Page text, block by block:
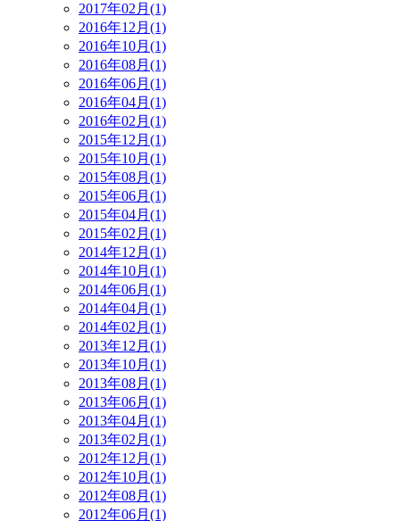
2017年02月(1)
2016年12月(1)
2016年10月(1)
2016年08月(1)
2016年06月(1)
2016年04月(1)
2016年02月(1)
2015年12月(1)
2015年10月(1)
2015年08月(1)
2015年06月(1)
2015年04月(1)
2015年02月(1)
2014年12月(1)
2014年10月(1)
2014年06月(1)
2014年04月(1)
2014年02月(1)
2013年12月(1)
2013年10月(1)
2013年08月(1)
2013年06月(1)
2013年04月(1)
2013年02月(1)
2012年12月(1)
2012年10月(1)
2012年08月(1)
2012年06月(1)